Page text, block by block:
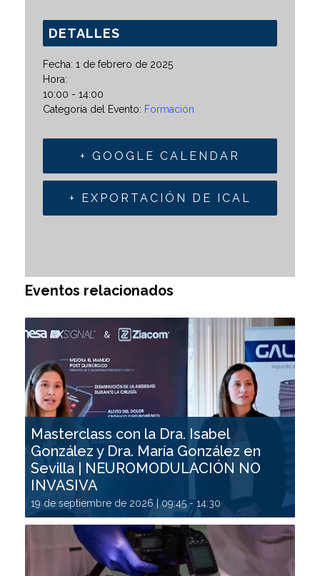
DETALLES
Fecha: 1 de febrero de 2025
Hora:
10:00 - 14:00
Categoría del Evento: Formación
+ GOOGLE CALENDAR
+ EXPORTACIÓN DE ICAL
Eventos relacionados
Masterclass con la Dra. Isabel
González y Dra. María González en
Sevilla | NEUROMODULACIÓN NO
INVASIVA
19 de septiembre de 2026 | 09:45-14:30